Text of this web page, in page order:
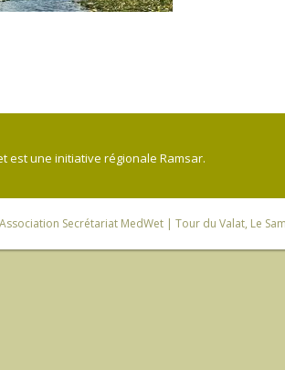
est une initiative régionale Ramsar.
Association Secrétariat MedWet | Tour du Valat, Le